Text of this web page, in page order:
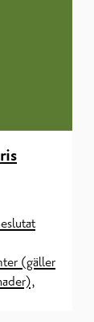
(gäller